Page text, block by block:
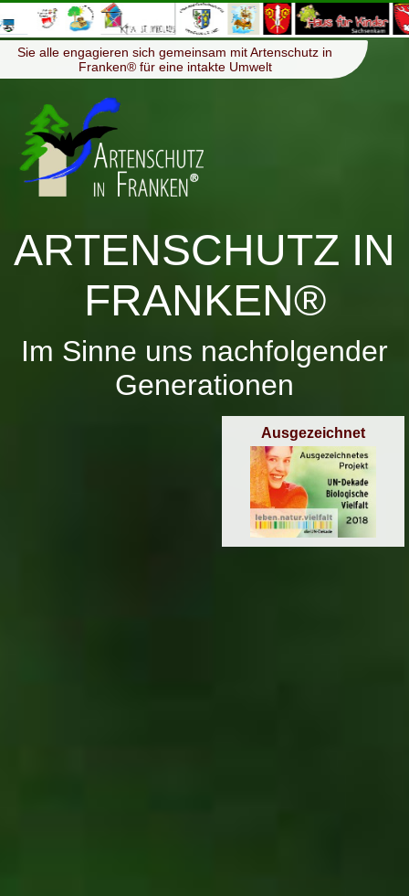
Menü ≡
Sie alle engagieren sich gemeinsam mit Artenschutz in
Franken® für eine intakte Umwelt
ARTENSCHUTZ IN
FRANKEN®
Im Sinne uns nachfolgender
Generationen
Ausgezeichnet